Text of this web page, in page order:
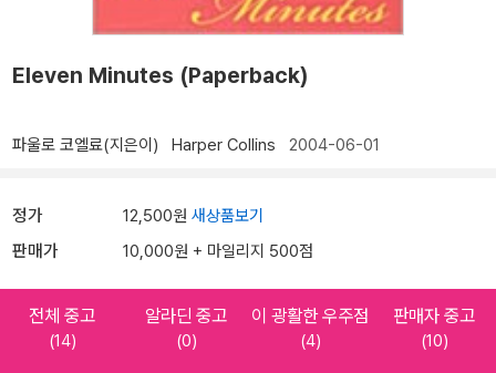
Eleven Minutes (Paperback)
파울로 코엘료(지은이) Harper Collins 2004-06-01
정가 12,500원 새상품보기
판매가 10,000원 + 마일리지 500점
전체 중고
(14)
알라딘 중고
(0)
이 광활한 우주점
(4)
판매자 중고
(10)